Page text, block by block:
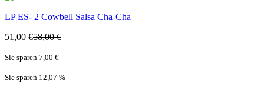
LPES- 2 Cowbell Salsa Cha-Cha
51,00 €58,00 €
Sie sparen 7,00 €
Sie sparen 12,07 %